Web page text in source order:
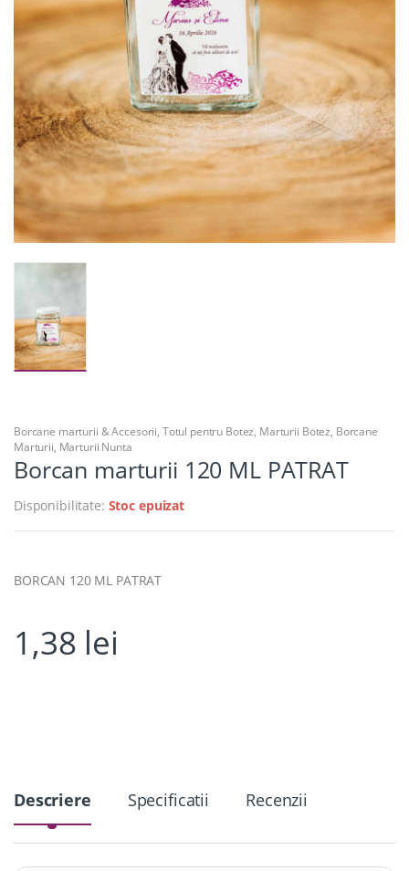
Borcane marturii & Accesorii, Totul pentru Botez, Marturii Botez, Borcane
Marturii, Marturii Nunta
Borcan marturii 120 ML PATRAT
Disponibilitate: Stoc epuizat
BORCAN 120 ML PATRAT
1,38 lei
Descriere Specificatii Recenzii